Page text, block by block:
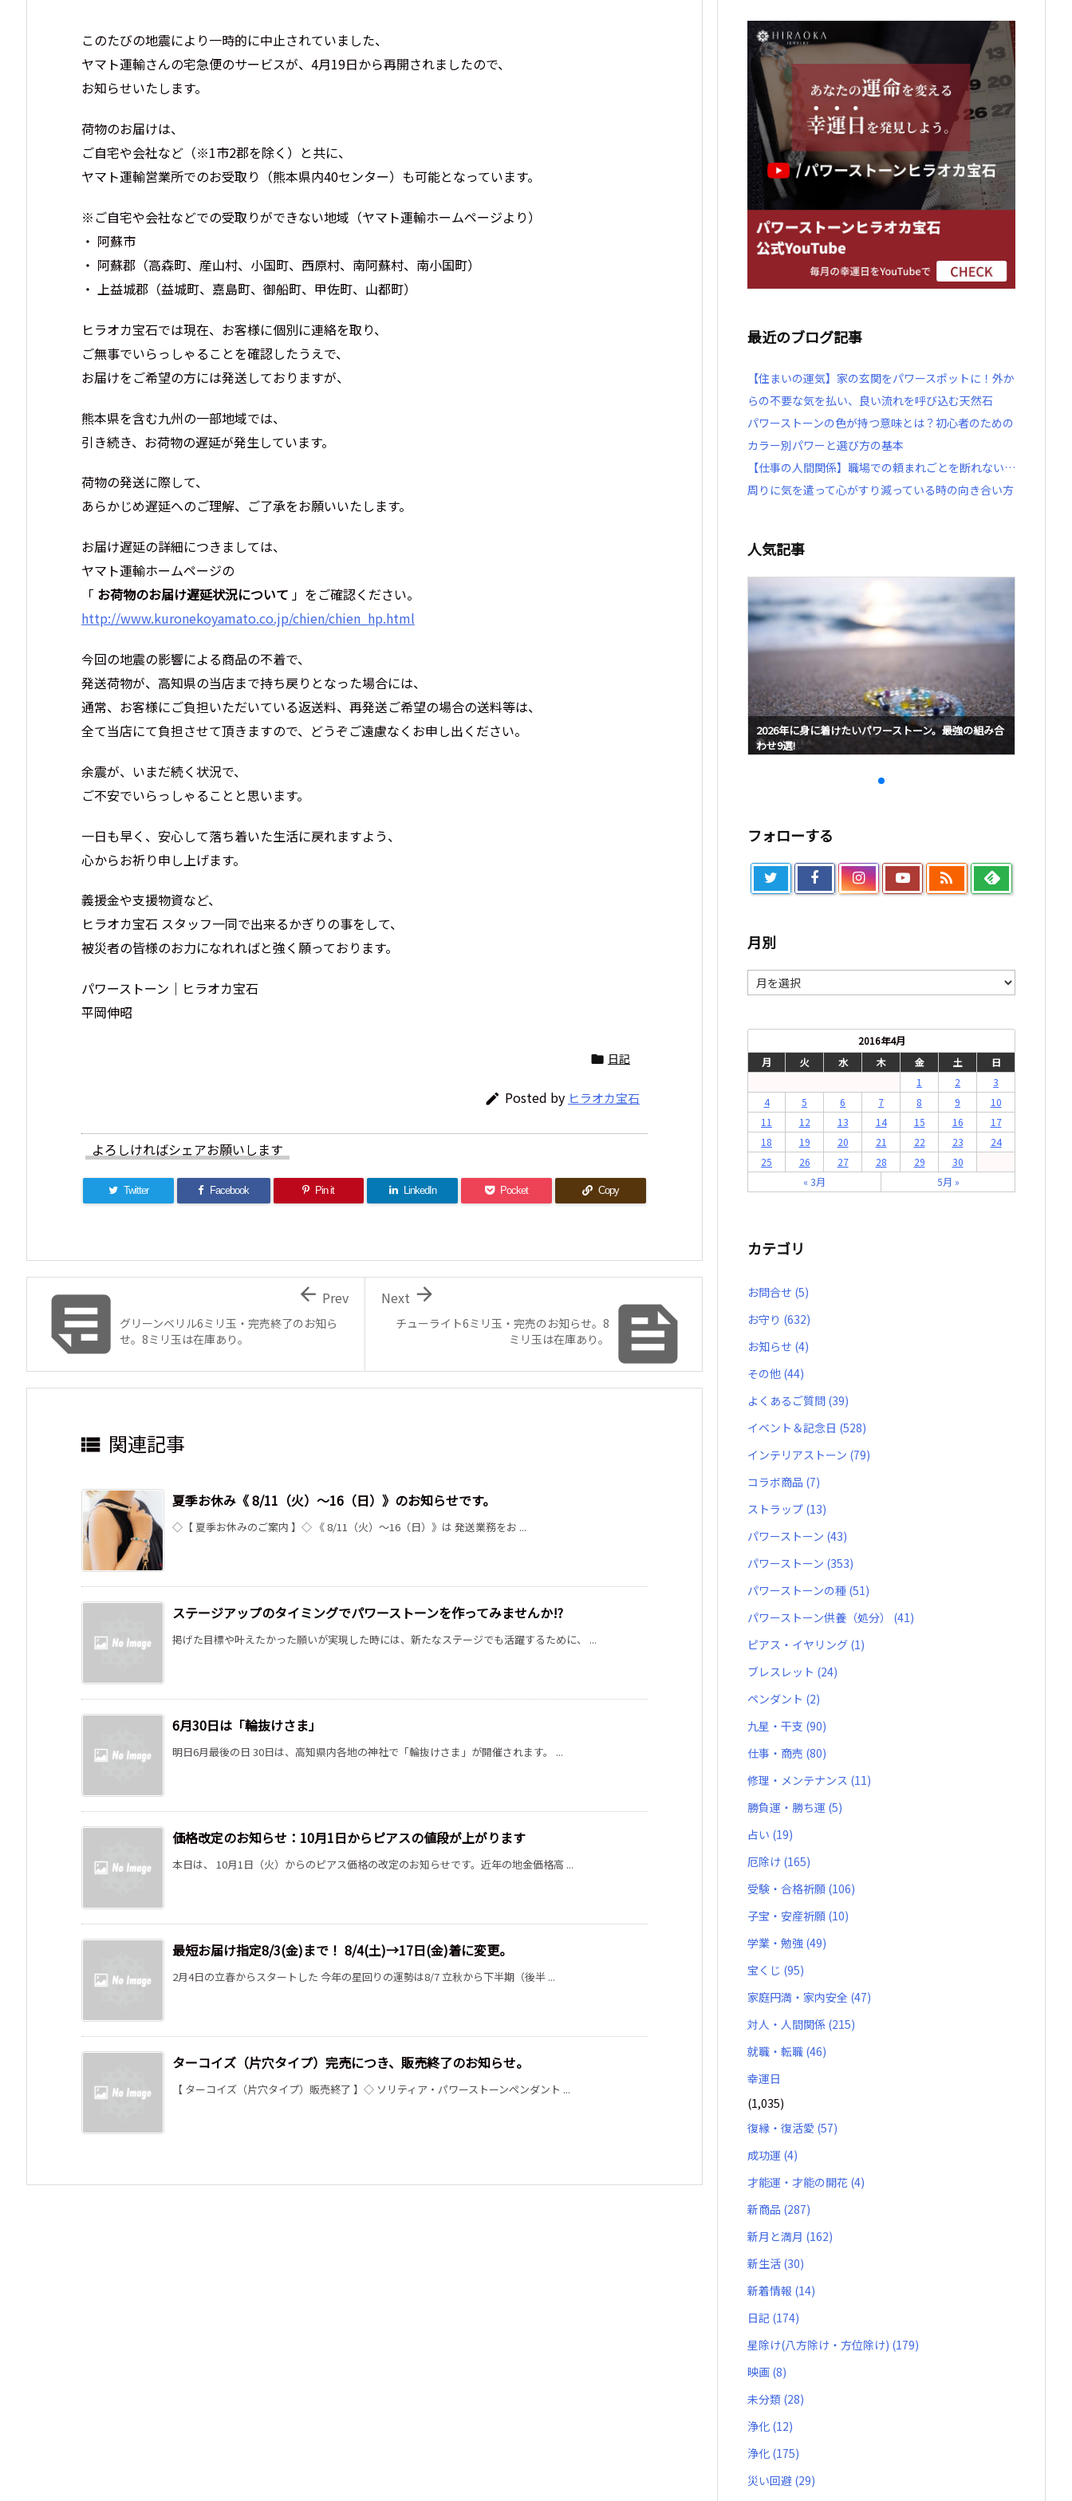
このたびの地震により一時的に中止されていました、
ヤマト運輸さんの宅急便のサービスが、4月19日から再開されましたので、
お知らせいたします。
荷物のお届けは、
ご自宅や会社など（※1市2郡を除く）と共に、
ヤマト運輸営業所でのお受取り（熊本県内40センター）も可能となっています。
※ご自宅や会社などでの受取りができない地域（ヤマト運輸ホームページより）
・ 阿蘇市
・ 阿蘇郡（高森町、産山村、小国町、西原村、南阿蘇村、南小国町）
・ 上益城郡（益城町、嘉島町、御船町、甲佐町、山都町）
ヒラオカ宝石では現在、お客様に個別に連絡を取り、
ご無事でいらっしゃることを確認したうえで、
お届けをご希望の方には発送しておりますが、
熊本県を含む九州の一部地域では、
引き続き、お荷物の遅延が発生しています。
荷物の発送に際して、
あらかじめ遅延へのご理解、ご了承をお願いいたします。
お届け遅延の詳細につきましては、
ヤマト運輸ホームページの
「 お荷物のお届け遅延状況について 」をご確認ください。
http://www.kuronekoyamato.co.jp/chien/chien_hp.html
今回の地震の影響による商品の不着で、
発送荷物が、高知県の当店まで持ち戻りとなった場合には、
通常、お客様にご負担いただいている返送料、再発送ご希望の場合の送料等は、
全て当店にて負担させて頂きますので、どうぞご遠慮なくお申し出ください。
余震が、いまだ続く状況で、
ご不安でいらっしゃることと思います。
一日も早く、安心して落ち着いた生活に戻れますよう、
心からお祈り申し上げます。
義援金や支援物資など、
ヒラオカ宝石 スタッフ一同で出来るかぎりの事をして、
被災者の皆様のお力になれればと強く願っております。
パワーストーン｜ヒラオカ宝石
平岡伸昭
 日記
 Posted by ヒラオカ宝石
よろしければシェアお願いします
Twitter Facebook Pin it LinkedIn Pocket Copy

チューライト6ミリ玉・完売のお知らせ。8
ミリ玉は在庫あり。

Next
グリーンベリル6ミリ玉・完売終了のお知ら
せ。8ミリ玉は在庫あり。
 Prev
 関連記事
夏季お休み《 8/11（火）～16（日）》のお知らせです。
◇【 夏季お休みのご案内 】◇ 《 8/11（火）～16（日）》は 発送業務をお ...
ステージアップのタイミングでパワーストーンを作ってみませんか!?
掲げた目標や叶えたかった願いが実現した時には、新たなステージでも活躍するために、 ...
6月30日は「輪抜けさま」
明日6月最後の日 30日は、高知県内各地の神社で「輪抜けさま」が開催されます。 ...
価格改定のお知らせ：10月1日からピアスの値段が上がります
本日は、 10月1日（火）からのピアス価格の改定のお知らせです。近年の地金価格高 ...
最短お届け指定8/3(金)まで！ 8/4(土)→17日(金)着に変更。
2月4日の立春からスタートした 今年の星回りの運勢は8/7 立秋から下半期（後半 ...
ターコイズ（片穴タイプ）完売につき、販売終了のお知らせ。
【 ターコイズ（片穴タイプ）販売終了 】◇ ソリティア・パワーストーンペンダント ...
最近のブログ記事
【住まいの運気】家の玄関をパワースポットに！外か
らの不要な気を払い、良い流れを呼び込む天然石
パワーストーンの色が持つ意味とは？初心者のための
カラー別パワーと選び方の基本
【仕事の人間関係】職場での頼まれごとを断れない…
周りに気を遣って心がすり減っている時の向き合い方
人気記事
2026年に身に着けたいパワーストーン。最強の組み合
2026年に身に着けたいパワーストーン。最強の組み合
わせ9選!
フォローする

月別
別
2016年4月
月
火 水 木 金 土
日
1
2
3
4
5 6 7 8 9
10
11
12 13 14 15 16
17
18
19 20 21 22 23
24
25
26 27 28 29
30
« 3月
5月 »
カテゴリ
お問合せ (5)
お守り (632)
お知らせ (4)
その他 (44)
よくあるご質問 (39)
イベント＆記念日 (528)
インテリアストーン (79)
コラボ商品 (7)
ストラップ (13)
パワーストーン (43)
パワーストーン (353)
パワーストーンの種 (51)
パワーストーン供養（処分） (41)
ピアス・イヤリング (1)
ブレスレット (24)
ペンダント (2)
九星・干支 (90)
仕事・商売 (80)
修理・メンテナンス (11)
勝負運・勝ち運 (5)
占い (19)
厄除け (165)
受験・合格祈願 (106)
子宝・安産祈願 (10)
学業・勉強 (49)
宝くじ (95)
家庭円満・家内安全 (47)
対人・人間関係 (215)
就職・転職 (46)
幸運日
(1,035)
復縁・復活愛 (57)
成功運 (4)
才能運・才能の開花 (4)
新商品 (287)
新月と満月 (162)
新生活 (30)
新着情報 (14)
日記 (174)
星除け(八方除け・方位除け) (179)
映画 (8)
未分類 (28)
浄化 (12)
浄化 (175)
災い回避 (29)